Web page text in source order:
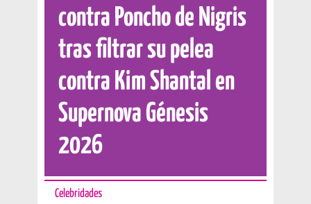
contra Poncho de Nigris
tras filtrar su pelea
contra Kim Shantal en
Supernova Génesis
2026
Celebridades